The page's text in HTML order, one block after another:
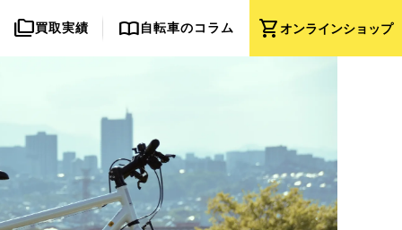
shopping_cartオンラインショップ
folder_copy買取実績 import_contacts自転車のコラム